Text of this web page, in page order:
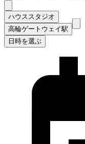
ハウススタジオ
高輪ゲートウェイ駅
日時を選ぶ